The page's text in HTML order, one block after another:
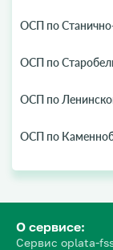
ОСП по
ОСП по
ОСП по
ОСП по
О сервисе:
Сервис oplata-